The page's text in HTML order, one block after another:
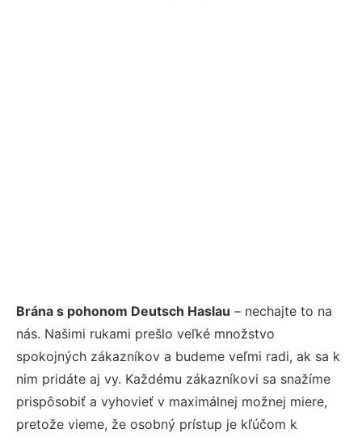
Brána s pohonom Deutsch Haslau – nechajte to na
nás. Našimi rukami prešlo veľké množstvo
spokojných zákazníkov a budeme veľmi radi, ak sa k
nim pridáte aj vy. Každému zákazníkovi sa snažíme
prispôsobiť a vyhovieť v maximálnej možnej miere,
pretože vieme, že osobný prístup je kľúčom k